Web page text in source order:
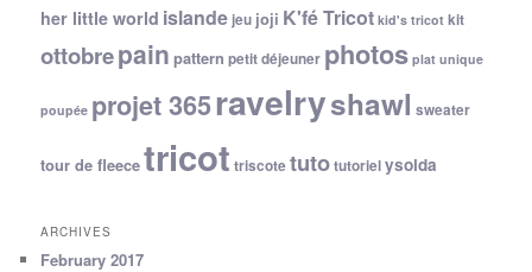
her little world islande jeu joji K'fé Tricot kid's tricot kit
ottobrepain pattern petit déjeuner photos plat unique
poupée projet 365ravelryshawl sweater
tour de fleecetricot triscote tutotutorielysolda
ARCHIVES
February 2017